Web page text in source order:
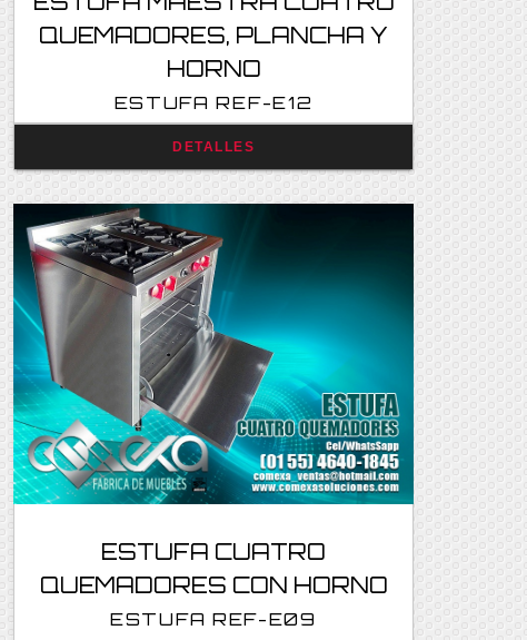
QUEMADORES, PLANCHA Y
HORNO
ESTUFA REF-E12
DETALLES
ESTUFA CUATRO
QUEMADORES CON HORNO
ESTUFA REF-E09